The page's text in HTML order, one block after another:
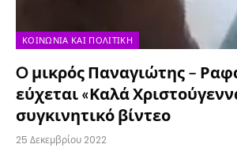
ΚΟΙΝΩΝΊΑ ΚΑΙ ΠΟΛΙΤΙΚΉ
O μικρός Παναγιώτης –
εύχεται «Καλά
συγκινητικό βίντεο
25 Δεκεμβρίου 2022